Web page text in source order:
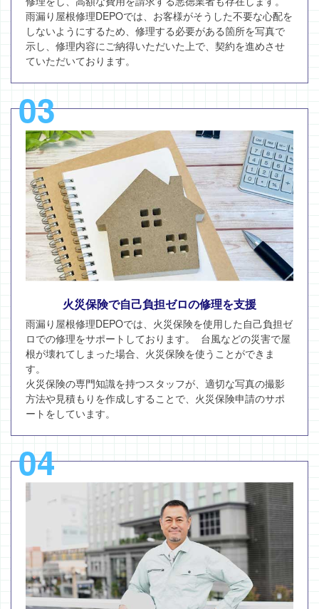
雨漏り屋根修理DEPOでは、お客様がそうした不要な心配を
しないようにするため、修理する必要がある箇所を写真で
示し、修理内容にご納得いただいた上で、契約を進めさせ
ていただいております。
03
火災保険で自己負担ゼロの修理を支援
雨漏り屋根修理DEPOでは、火災保険を使用した自己負担ゼ
ロでの修理をサポートしております。 台風などの災害で屋
根が壊れてしまった場合、火災保険を使うことができま
す。
火災保険の専門知識を持つスタッフが、適切な写真の撮影
方法や見積もりを作成しすることで、火災保険申請のサポ
ートをしています。
04